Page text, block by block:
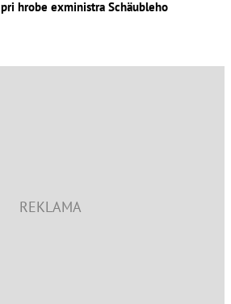
pri hrobe exministra Schäubleho